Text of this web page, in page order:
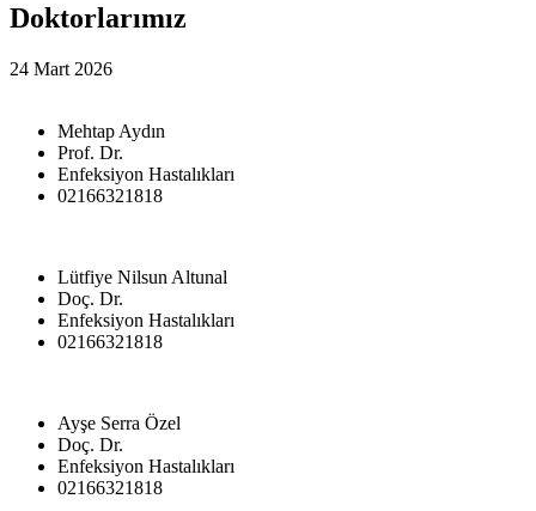
Doktorlarımız
24 Mart 2026
Mehtap Aydın
Prof. Dr.
Enfeksiyon Hastalıkları
02166321818
Lütfiye Nilsun Altunal
Doç. Dr.
Enfeksiyon Hastalıkları
02166321818
Ayşe Serra Özel
Doç. Dr.
Enfeksiyon Hastalıkları
02166321818